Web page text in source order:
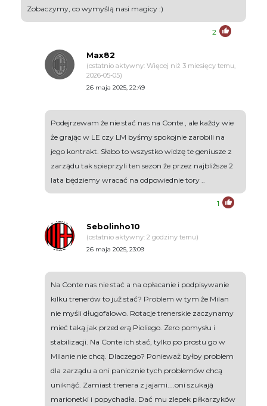
Zobaczymy, co wymyślą nasi magicy :)
2
Max82
(ostatnio aktywny: Więcej niż 3 miesięcy temu,
2026-05-05)
26 maja 2025, 22:49
Podejrzewam że nie stać nas na Conte , ale każdy wie
że grając w LE czy LM byśmy spokojnie zarobili na
jego kontrakt. Słabo to wszystko widzę te geniusze z
zarządu tak spieprzyli ten sezon że przez najbliższe 2
lata będziemy wracać na odpowiednie tory ..
1
Sebolinho10
(ostatnio aktywny: 2 godziny temu)
26 maja 2025, 23:09
Na Conte nas nie stać a na opłacanie i podpisywanie
kilku trenerów to już stać? Problem w tym że Milan
nie myśli długofalowo. Rotacje trenerskie zaczynamy
mieć taką jak przed erą Pioliego. Zero pomysłu i
stabilizacji. Na Conte ich stać, tylko po prostu go w
Milanie nie chcą. Dlaczego? Ponieważ byłby problem
dla zarządu a oni panicznie tych problemów chcą
uniknąć. Zamiast trenera z jajami....oni szukają
marionetki i popychadła. Dać mu zlepek piłkarzyków